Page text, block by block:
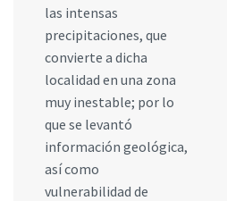
las intensas
precipitaciones, que
convierte a dicha
localidad en una zona
muy inestable; por lo
que se levantó
información geológica,
así como
vulnerabilidad de